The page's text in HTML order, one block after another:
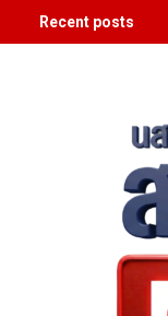
Recent posts